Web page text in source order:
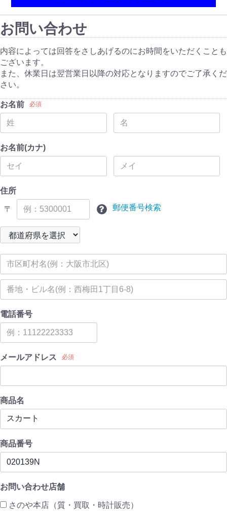
お問い合わせ
内容によっては回答をさしあげるのにお時間をいただくことも
ございます。
また、休業日は翌営業日以降の対応となりますのでご了承くだ
さい。
お名前 必須
お名前(カナ)
住所
〒 郵便番号検索
電話番号
メールアドレス 必須
商品名
商品番号
お問い合わせ店舗
さのや本店（質・買取・時計販売）